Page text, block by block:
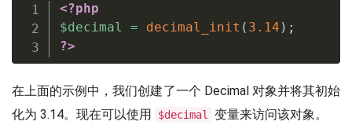
<?php
$decimal
= decimal_init ( 3.14 ) ;
?>
在上面的示例中，我们创建了一个 Decimal 对象并将其初始
化为 3.14。现在可以使用
$decimal 变量来访问该对象。